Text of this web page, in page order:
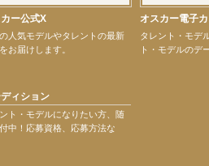
決定！
出演決定！
出演
ー公式X
人気モデルやタレントの最新
お届けします。
オスカー電子
タレント・モデ
ト・モデルのデ
ィション
ト・モデルになりたい方、随
中！応募資格、応募方法な